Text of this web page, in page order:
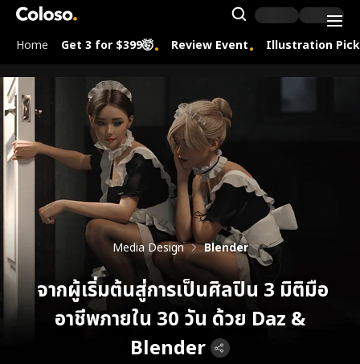
Coloso.
Search
Home Get 3 for $399🤯 Review Event Illustration
จากผู้เริ่มต้นสู่การเป็นศิลปิน 3 มิติมือ
อาชีพภายใน 30 วัน ด้วย Daz &
Blender
Media Design Blender